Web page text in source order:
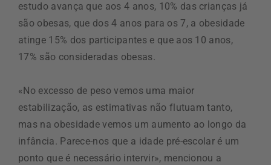
estudo avança que aos 4 anos, 10% das crianças já
são obesas, que dos 4 anos para os 7, a obesidade
atinge 15% dos participantes e que aos 10 anos,
17% são consideradas obesas.
«No excesso de peso vemos uma maior
estabilização, as estimativas não flutuam tanto,
mas na obesidade vemos um aumento ao longo da
infância. Parece-nos que a idade pré-escolar é um
ponto que é necessário intervir», mencionou a